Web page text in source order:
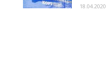
18.04.2020